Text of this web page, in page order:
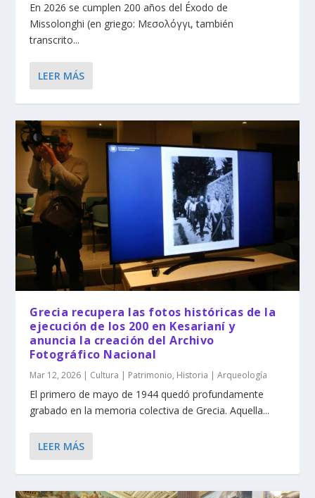
En 2026 se cumplen 200 años del Éxodo de
Missolonghi (en griego: Μεσολόγγι, también
transcrito...
LEER MÁS
Grecia recupera las fotos históricas de la
ejecución de los 200 en Kesarianí y
anuncia la creación del Archivo
Fotográfico Nacional
Mar 12, 2026 | Cultura | Patrimonio, Historia | Arqueología
El primero de mayo de 1944 quedó profundamente
grabado en la memoria colectiva de Grecia. Aquella...
LEER MÁS